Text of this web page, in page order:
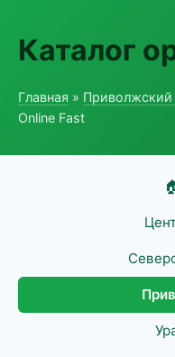
Каталог
Главная » Приволжский
Online Fast